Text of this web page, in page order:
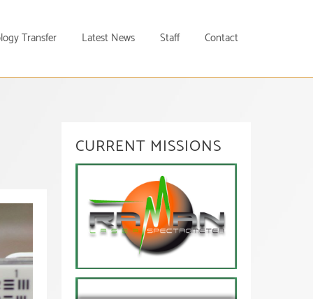
Transfer Latest News Staff Contact
CURRENT MISSIONS